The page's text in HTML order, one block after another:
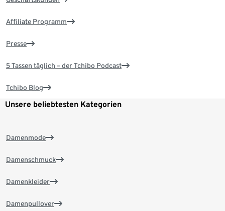
Affiliate Programm
Presse
5 Tassen täglich – der Tchibo Podcast
Tchibo Blog
Unsere beliebtesten Kategorien
Damenmode
Damenschmuck
Damenkleider
Damenpullover